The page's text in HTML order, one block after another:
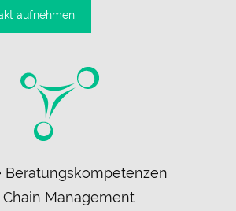
aufnehmen
Beratungskompetenzen
Management